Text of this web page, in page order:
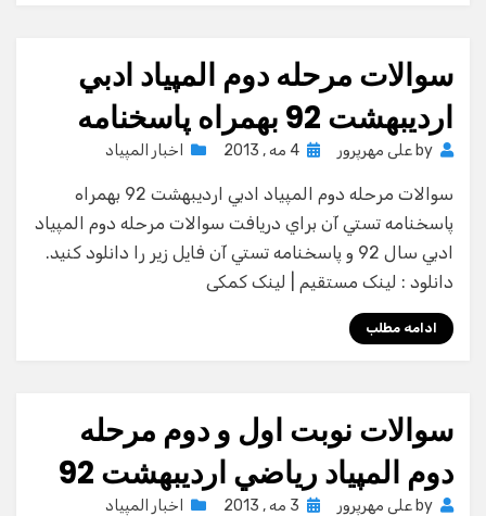
سوالات مرحله دوم المپياد ادبي
ارديبهشت 92 بهمراه پاسخنامه
by علی مهرپرور
Posted
4 مه , 2013 اخبار المپیاد
سوالات مرحله دوم المپياد ادبي ارديبهشت 92 بهمراه
پاسخنامه تستي آن براي دريافت سوالات مرحله دوم المپياد
ادبي سال 92 و پاسخنامه تستي آن فايل زير را دانلود كنيد.
دانلود : لینک مستقیم | لینک کمکی
ادامه مطلب
سوالات نوبت اول و دوم مرحله
دوم المپياد رياضي ارديبهشت 92
by علی مهرپرور
Posted
3 مه , 2013 اخبار المپیاد